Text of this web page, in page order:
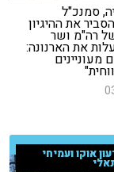
סמנכ"ל
את ההיגיון
רה"מ ושר
את הארנונה:
מעוניינים
אוקו ועמיחי